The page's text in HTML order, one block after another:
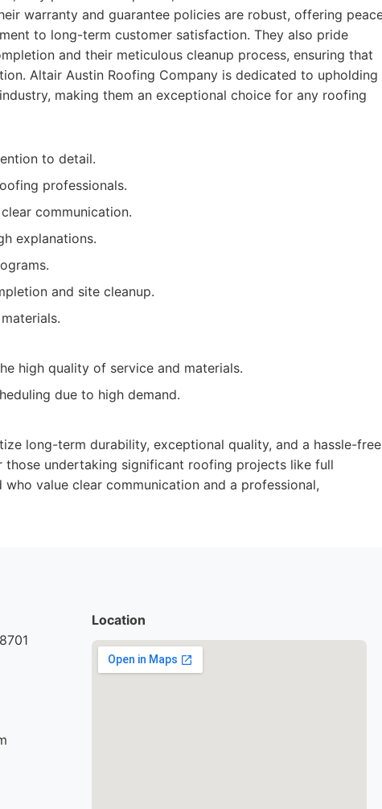
to detail.
professionals.
communication.
explanations.
and site cleanup.
high quality of service and materials.
due to high demand.
long-term durability, exceptional quality, and a hassle-free
those undertaking significant roofing projects like full
value clear communication and a professional,
Location